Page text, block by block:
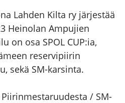
Lahden Kilta ry järjestää
Heinolan Ampujien
on osa SPOL CUP:ia,
reservipiirin
sekä SM-karsinta.
/ SM-